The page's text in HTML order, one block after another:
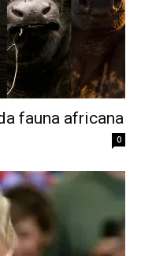
fauna africana
0